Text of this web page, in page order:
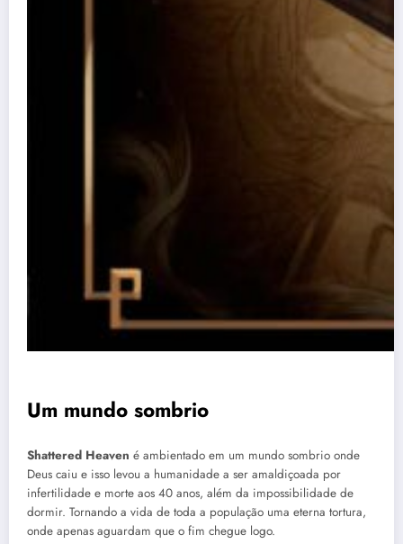
Um mundo sombrio
Shattered Heaven é ambientado em um mundo sombrio onde
Deus caiu e isso levou a humanidade a ser amaldiçoada por
infertilidade e morte aos 40 anos, além da impossibilidade de
dormir. Tornando a vida de toda a população uma eterna tortura,
onde apenas aguardam que o fim chegue logo.